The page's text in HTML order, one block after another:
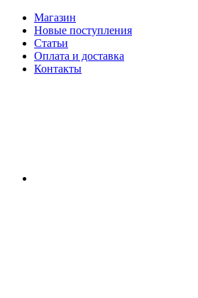
Магазин
Новые поступления
Статьи
Оплата и доставка
Контакты